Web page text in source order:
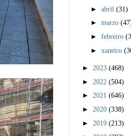
►abril(31)
►marzo
►febreiro
►xaneiro
► 2023 (468)
► 2022 (504)
► 2021 (646)
► 2020 (338)
► 2019 (213)